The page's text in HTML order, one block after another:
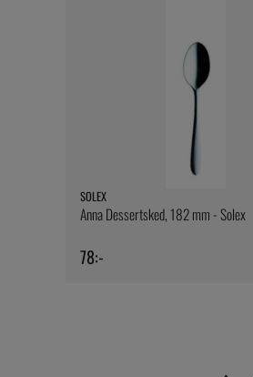
SOLEX
Anna Dessertsked, 182 mm - Solex
78:-